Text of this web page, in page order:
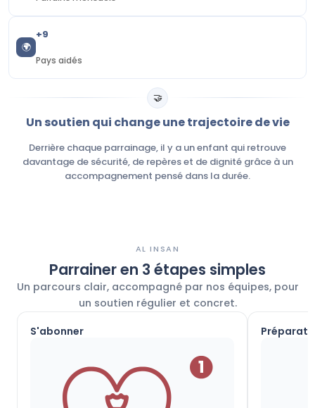
🌍
+9
Pays aidés
🤝
Un soutien qui change une trajectoire de vie
Derrière chaque parrainage, il y a un enfant qui retrouve
davantage de sécurité, de repères et de dignité grâce à un
accompagnement pensé dans la durée.
AL INSAN
Parrainer en 3 étapes simples
Un parcours clair, accompagné par nos équipes, pour
un soutien régulier et concret.
S'abonner